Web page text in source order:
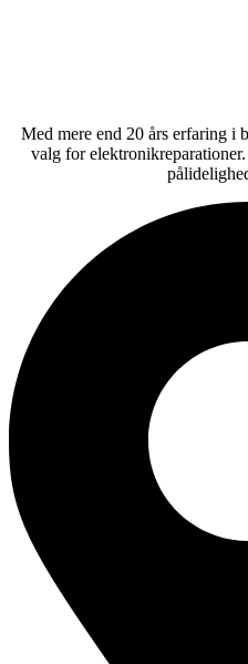
Med mere end 20 års erfaring i
valg for